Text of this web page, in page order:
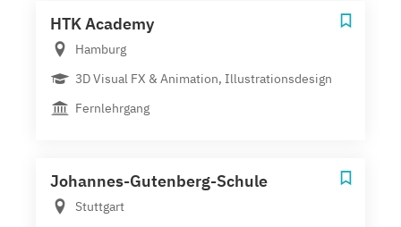
HTK Academy
Hamburg
3D Visual FX & Animation, Illustrationsdesign
Fernlehrgang
Johannes-Gutenberg-Schule
Stuttgart